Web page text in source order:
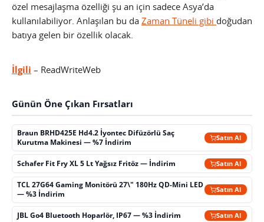
özel mesajlaşma özelliği şu an için sadece Asya’da
kullanılabiliyor. Anlaşılan bu da Zaman Tüneli gibi doğudan
batıya gelen bir özellik olacak.
İlgili – ReadWriteWeb
Günün Öne Çıkan Fırsatları
Braun BRHD425E Hd4.2 İyontec Difüzörlü Saç
Kurutma Makinesi — %7 İndirim
Satın Al
Schafer Fit Fry XL 5 Lt Yağsız Fritöz — İndirim Satın Al
TCL 27G64 Gaming Monitörü 27\" 180Hz QD-Mini LED
— %3 İndirim
Satın Al
JBL Go4 Bluetooth Hoparlör, IP67 — %3 İndirim Satın Al